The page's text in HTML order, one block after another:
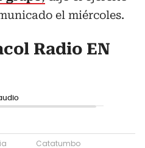
el miércoles.
Radio EN
Catatumbo